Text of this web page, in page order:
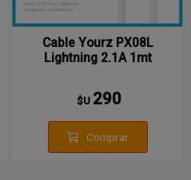
Cable Yourz PX08L
Lightning 2.1A 1mt
$U 290
Comprar